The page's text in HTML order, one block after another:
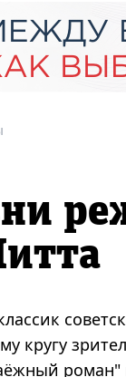
кругу
роман"